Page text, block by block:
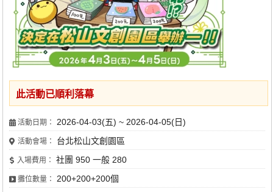
此活動已順利落幕
活動日期： 2026-04-03(五) ~ 2026-04-05(日)
活動會場： 台北松山文創園區
入場費用： 社團 950 一般 280
攤位數量： 200+200+200個